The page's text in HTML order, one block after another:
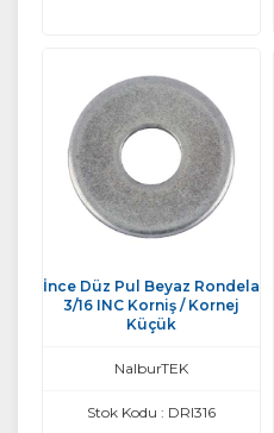
İnce Düz Pul Beyaz Rondela
3/16 INC Korniş / Kornej
Küçük
NalburTEK
Stok Kodu : DRI316